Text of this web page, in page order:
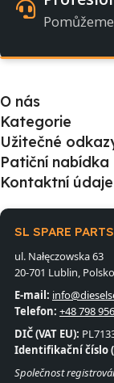
O nás
Kategorie
Užitečné
Patiční nabídka
Kontaktní
SL SPARE
ul. Nałęczowska 63
20-701 Lublin, Polsko
E-mail:
Telefon: +48 798
DIČ (VAT EU):
Identifikační číslo
Společnost